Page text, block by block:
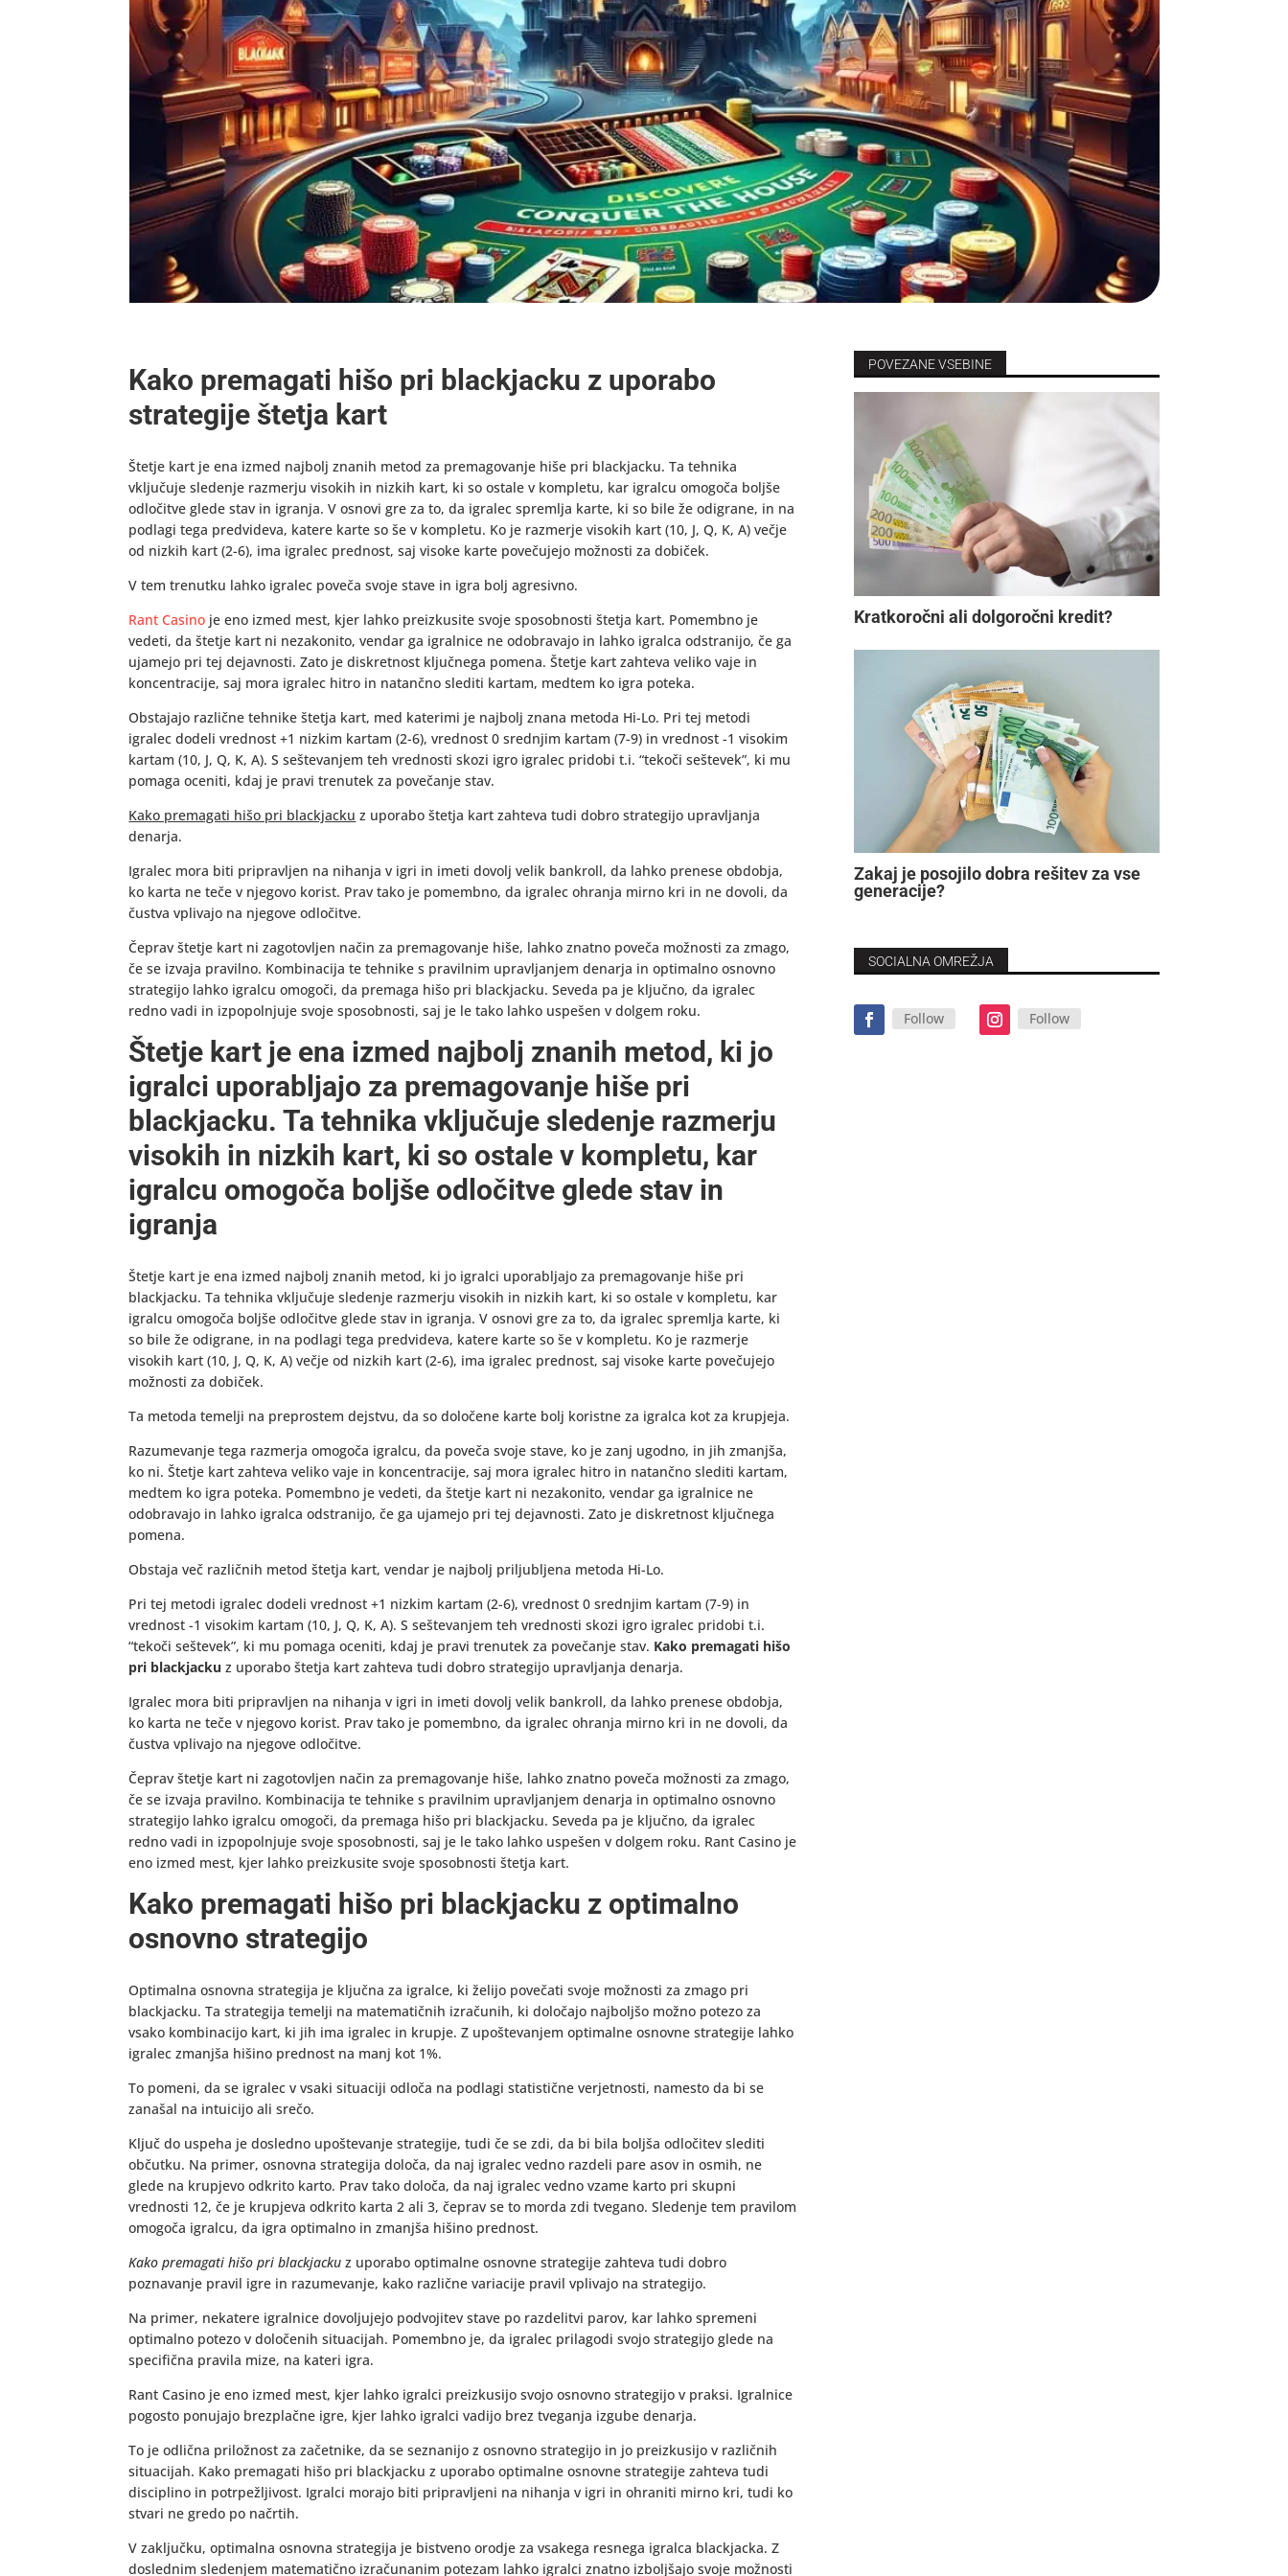
Kako premagati hišo pri blackjacku z uporabo
strategije štetja kart
Štetje kart je ena izmed najbolj znanih metod za premagovanje hiše pri blackjacku. Ta tehnika
vključuje sledenje razmerju visokih in nizkih kart, ki so ostale v kompletu, kar igralcu omogoča boljše
odločitve glede stav in igranja. V osnovi gre za to, da igralec spremlja karte, ki so bile že odigrane, in na
podlagi tega predvideva, katere karte so še v kompletu. Ko je razmerje visokih kart (10, J, Q, K, A) večje
od nizkih kart (2-6), ima igralec prednost, saj visoke karte povečujejo možnosti za dobiček.
V tem trenutku lahko igralec poveča svoje stave in igra bolj agresivno.
Rant Casino je eno izmed mest, kjer lahko preizkusite svoje sposobnosti štetja kart. Pomembno je
vedeti, da štetje kart ni nezakonito, vendar ga igralnice ne odobravajo in lahko igralca odstranijo, če ga
ujamejo pri tej dejavnosti. Zato je diskretnost ključnega pomena. Štetje kart zahteva veliko vaje in
koncentracije, saj mora igralec hitro in natančno slediti kartam, medtem ko igra poteka.
Obstajajo različne tehnike štetja kart, med katerimi je najbolj znana metoda Hi-Lo. Pri tej metodi
igralec dodeli vrednost +1 nizkim kartam (2-6), vrednost 0 srednjim kartam (7-9) in vrednost -1 visokim
kartam (10, J, Q, K, A). S seštevanjem teh vrednosti skozi igro igralec pridobi t.i. “tekoči seštevek”, ki mu
pomaga oceniti, kdaj je pravi trenutek za povečanje stav.
Kako premagati hišo pri blackjacku z uporabo štetja kart zahteva tudi dobro strategijo upravljanja
denarja.
Igralec mora biti pripravljen na nihanja v igri in imeti dovolj velik bankroll, da lahko prenese obdobja,
ko karta ne teče v njegovo korist. Prav tako je pomembno, da igralec ohranja mirno kri in ne dovoli, da
čustva vplivajo na njegove odločitve.
Čeprav štetje kart ni zagotovljen način za premagovanje hiše, lahko znatno poveča možnosti za zmago,
če se izvaja pravilno. Kombinacija te tehnike s pravilnim upravljanjem denarja in optimalno osnovno
strategijo lahko igralcu omogoči, da premaga hišo pri blackjacku. Seveda pa je ključno, da igralec
redno vadi in izpopolnjuje svoje sposobnosti, saj je le tako lahko uspešen v dolgem roku.
Štetje kart je ena izmed najbolj znanih metod, ki jo
igralci uporabljajo za premagovanje hiše pri
blackjacku. Ta tehnika vključuje sledenje razmerju
visokih in nizkih kart, ki so ostale v kompletu, kar
igralcu omogoča boljše odločitve glede stav in
igranja
Štetje kart je ena izmed najbolj znanih metod, ki jo igralci uporabljajo za premagovanje hiše pri
blackjacku. Ta tehnika vključuje sledenje razmerju visokih in nizkih kart, ki so ostale v kompletu, kar
igralcu omogoča boljše odločitve glede stav in igranja. V osnovi gre za to, da igralec spremlja karte, ki
so bile že odigrane, in na podlagi tega predvideva, katere karte so še v kompletu. Ko je razmerje
visokih kart (10, J, Q, K, A) večje od nizkih kart (2-6), ima igralec prednost, saj visoke karte povečujejo
možnosti za dobiček.
Ta metoda temelji na preprostem dejstvu, da so določene karte bolj koristne za igralca kot za krupjeja.
Razumevanje tega razmerja omogoča igralcu, da poveča svoje stave, ko je zanj ugodno, in jih zmanjša,
ko ni. Štetje kart zahteva veliko vaje in koncentracije, saj mora igralec hitro in natančno slediti kartam,
medtem ko igra poteka. Pomembno je vedeti, da štetje kart ni nezakonito, vendar ga igralnice ne
odobravajo in lahko igralca odstranijo, če ga ujamejo pri tej dejavnosti. Zato je diskretnost ključnega
pomena.
Obstaja več različnih metod štetja kart, vendar je najbolj priljubljena metoda Hi-Lo.
Pri tej metodi igralec dodeli vrednost +1 nizkim kartam (2-6), vrednost 0 srednjim kartam (7-9) in
vrednost -1 visokim kartam (10, J, Q, K, A). S seštevanjem teh vrednosti skozi igro igralec pridobi t.i.
“tekoči seštevek”, ki mu pomaga oceniti, kdaj je pravi trenutek za povečanje stav. Kako premagati hišo
pri blackjacku z uporabo štetja kart zahteva tudi dobro strategijo upravljanja denarja.
Igralec mora biti pripravljen na nihanja v igri in imeti dovolj velik bankroll, da lahko prenese obdobja,
ko karta ne teče v njegovo korist. Prav tako je pomembno, da igralec ohranja mirno kri in ne dovoli, da
čustva vplivajo na njegove odločitve.
Čeprav štetje kart ni zagotovljen način za premagovanje hiše, lahko znatno poveča možnosti za zmago,
če se izvaja pravilno. Kombinacija te tehnike s pravilnim upravljanjem denarja in optimalno osnovno
strategijo lahko igralcu omogoči, da premaga hišo pri blackjacku. Seveda pa je ključno, da igralec
redno vadi in izpopolnjuje svoje sposobnosti, saj je le tako lahko uspešen v dolgem roku. Rant Casino je
eno izmed mest, kjer lahko preizkusite svoje sposobnosti štetja kart.
Kako premagati hišo pri blackjacku z optimalno
osnovno strategijo
Optimalna osnovna strategija je ključna za igralce, ki želijo povečati svoje možnosti za zmago pri
blackjacku. Ta strategija temelji na matematičnih izračunih, ki določajo najboljšo možno potezo za
vsako kombinacijo kart, ki jih ima igralec in krupje. Z upoštevanjem optimalne osnovne strategije lahko
igralec zmanjša hišino prednost na manj kot 1%.
To pomeni, da se igralec v vsaki situaciji odloča na podlagi statistične verjetnosti, namesto da bi se
zanašal na intuicijo ali srečo.
Ključ do uspeha je dosledno upoštevanje strategije, tudi če se zdi, da bi bila boljša odločitev slediti
občutku. Na primer, osnovna strategija določa, da naj igralec vedno razdeli pare asov in osmih, ne
glede na krupjevo odkrito karto. Prav tako določa, da naj igralec vedno vzame karto pri skupni
vrednosti 12, če je krupjeva odkrito karta 2 ali 3, čeprav se to morda zdi tvegano. Sledenje tem pravilom
omogoča igralcu, da igra optimalno in zmanjša hišino prednost.
Kako premagati hišo pri blackjacku z uporabo optimalne osnovne strategije zahteva tudi dobro
poznavanje pravil igre in razumevanje, kako različne variacije pravil vplivajo na strategijo.
Na primer, nekatere igralnice dovoljujejo podvojitev stave po razdelitvi parov, kar lahko spremeni
optimalno potezo v določenih situacijah. Pomembno je, da igralec prilagodi svojo strategijo glede na
specifična pravila mize, na kateri igra.
Rant Casino je eno izmed mest, kjer lahko igralci preizkusijo svojo osnovno strategijo v praksi. Igralnice
pogosto ponujajo brezplačne igre, kjer lahko igralci vadijo brez tveganja izgube denarja.
To je odlična priložnost za začetnike, da se seznanijo z osnovno strategijo in jo preizkusijo v različnih
situacijah. Kako premagati hišo pri blackjacku z uporabo optimalne osnovne strategije zahteva tudi
disciplino in potrpežljivost. Igralci morajo biti pripravljeni na nihanja v igri in ohraniti mirno kri, tudi ko
stvari ne gredo po načrtih.
V zaključku, optimalna osnovna strategija je bistveno orodje za vsakega resnega igralca blackjacka. Z
doslednim sledenjem matematično izračunanim potezam lahko igralci znatno izboljšajo svoje možnosti
POVEZANE VSEBINE
Kratkoročni ali dolgoročni kredit?
Zakaj je posojilo dobra rešitev za vse
generacije?
SOCIALNA OMREŽJA
Follow Follow